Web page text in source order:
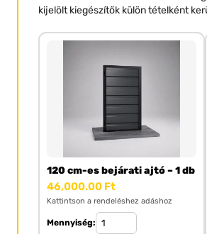
kijelölt kiegészítők külön tételként
120 cm-es bejárati ajtó – 1 db
46,000.00 Ft
Kattintson a rendeléshez adáshoz
Mennyiség: